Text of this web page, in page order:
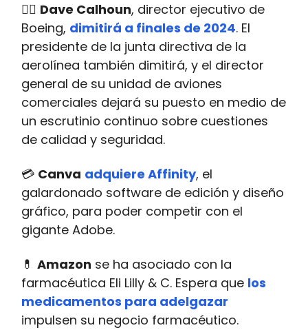
🏃‍♂️ Dave Calhoun, director ejecutivo de
Boeing, dimitirá a finales de 2024. El
presidente de la junta directiva de la
aerolínea también dimitirá, y el director
general de su unidad de aviones
comerciales dejará su puesto en medio de
un escrutinio continuo sobre cuestiones
de calidad y seguridad.
💳 Canva adquiere Affinity, el
galardonado software de edición y diseño
gráfico, para poder competir con el
gigante Adobe.
💊 Amazon se ha asociado con la
farmacéutica Eli Lilly & C. Espera que los
medicamentos para adelgazar
impulsen su negocio farmacéutico.